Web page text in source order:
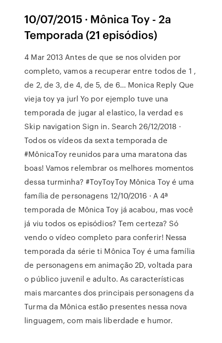
10/07/2015 · Mônica Toy - 2a
Temporada (21 episódios)
4 Mar 2013 Antes de que se nos olviden por
completo, vamos a recuperar entre todos de 1 ,
de 2, de 3, de 4, de 5, de 6… Monica Reply Que
vieja toy ya jurl Yo por ejemplo tuve una
temporada de jugar al elastico, la verdad es
Skip navigation Sign in. Search 26/12/2018 ·
Todos os vídeos da sexta temporada de
#MônicaToy reunidos para uma maratona das
boas! Vamos relembrar os melhores momentos
dessa turminha? #ToyToyToy Mônica Toy é uma
família de personagens 12/10/2016 · A 4ª
temporada de Mônica Toy já acabou, mas você
já viu todos os episódios? Tem certeza? Só
vendo o vídeo completo para conferir! Nessa
temporada da série ti Mônica Toy é uma família
de personagens em animação 2D, voltada para
o público juvenil e adulto. As características
mais marcantes dos principais personagens da
Turma da Mônica estão presentes nessa nova
linguagem, com mais liberdade e humor.